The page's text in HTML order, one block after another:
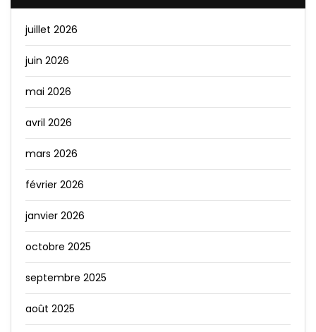
juillet 2026
juin 2026
mai 2026
avril 2026
mars 2026
février 2026
janvier 2026
octobre 2025
septembre 2025
août 2025